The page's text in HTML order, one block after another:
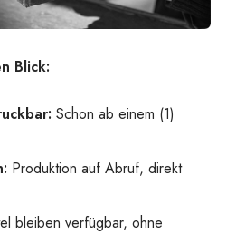
Blick:
Schon ab einem (1)
Produktion auf Abruf, direkt
bleiben verfügbar, ohne